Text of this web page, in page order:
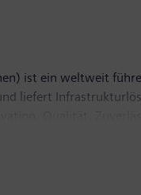
ist ein weltweit
liefert
Konzernumsatzes